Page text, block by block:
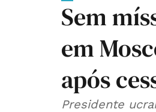
Sem
em
após
Presidente